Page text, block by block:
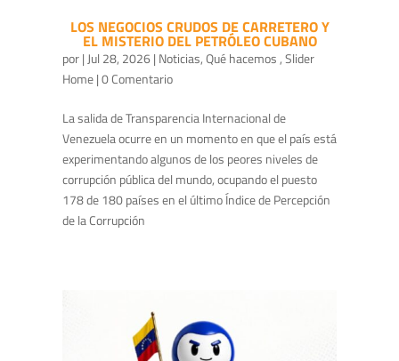
LOS NEGOCIOS CRUDOS DE CARRETERO Y
EL MISTERIO DEL PETRÓLEO CUBANO
por| Jul 28, 2026| Noticias,Qué hacemos ,Slider
Home| 0 Comentario
La salida de Transparencia Internacional de
Venezuela ocurre en un momento en que el país está
experimentando algunos de los peores niveles de
corrupción pública del mundo, ocupando el puesto
178 de 180 países en el último Índice de Percepción
de la Corrupción